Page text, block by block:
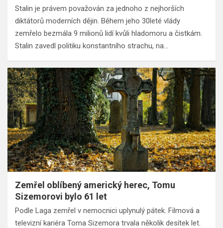
Stalin je právem považován za jednoho z nejhorších
diktátorů moderních dějin. Během jeho 30leté vlády
zemřelo bezmála 9 milionů lidí kvůli hladomoru a čistkám.
Stalin zavedl politiku konstantního strachu, na…
Zemřel oblíbený americký herec, Tomu
Sizemorovi bylo 61 let
Podle Laga zemřel v nemocnici uplynulý pátek. Filmová a
televizní kariéra Toma Sizemora trvala několik desítek let.